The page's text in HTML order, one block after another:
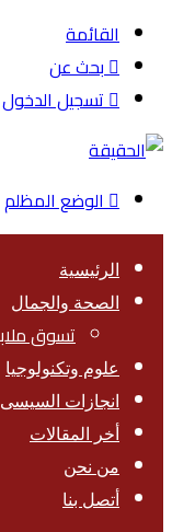
القائمة
بحث عن
تسجيل الدخول
الوضع المظلم
الرئيسية
الصحة والجمال
تسوق
علوم وتكنولوجيا
انجازات السيسى
أخر المقالات
من نحن
أتصل بنا